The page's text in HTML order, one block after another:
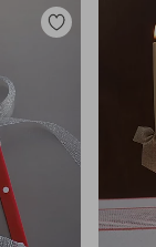
Legg